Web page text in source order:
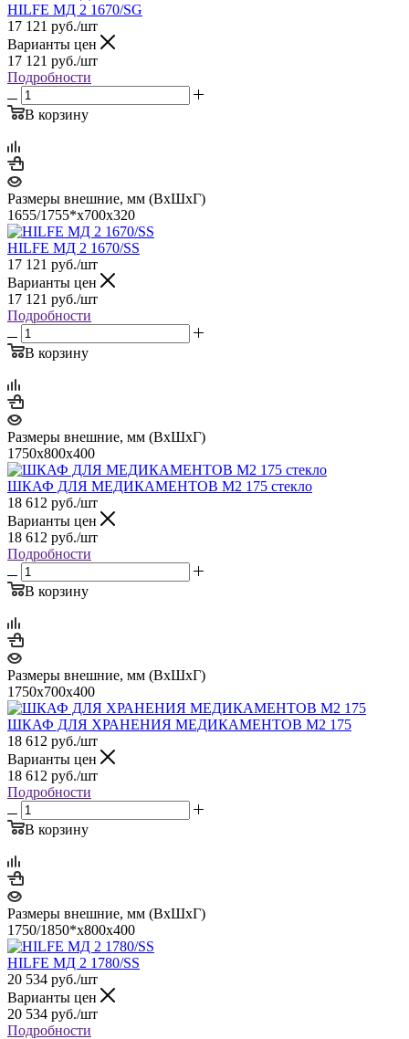
HILFE МД 2 1670/SG
17 121 руб./шт
Варианты цен
17 121 руб./шт
Подробности
В корзину
Размеры внешние, мм (ВхШхГ)
1655/1755*x700x320
HILFE МД 2 1670/SS
17 121 руб./шт
Варианты цен
17 121 руб./шт
Подробности
В корзину
Размеры внешние, мм (ВхШхГ)
1750х800х400
ШКАФ ДЛЯ МЕДИКАМЕНТОВ М2 175 стекло
18 612 руб./шт
Варианты цен
18 612 руб./шт
Подробности
В корзину
Размеры внешние, мм (ВхШхГ)
1750х700х400
ШКАФ ДЛЯ ХРАНЕНИЯ МЕДИКАМЕНТОВ М2 175
18 612 руб./шт
Варианты цен
18 612 руб./шт
Подробности
В корзину
Размеры внешние, мм (ВхШхГ)
1750/1850*x800x400
HILFE МД 2 1780/SS
20 534 руб./шт
Варианты цен
20 534 руб./шт
Подробности